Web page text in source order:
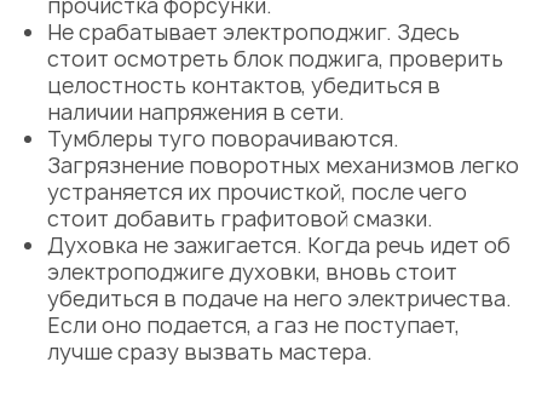
прочистка форсунки.
Не срабатывает электроподжиг. Здесь
стоит осмотреть блок поджига, проверить
целостность контактов, убедиться в
наличии напряжения в сети.
Тумблеры туго поворачиваются.
Загрязнение поворотных механизмов легко
устраняется их прочисткой, после чего
стоит добавить графитовой смазки.
Духовка не зажигается. Когда речь идет об
электроподжиге духовки, вновь стоит
убедиться в подаче на него электричества.
Если оно подается, а газ не поступает,
лучше сразу вызвать мастера.